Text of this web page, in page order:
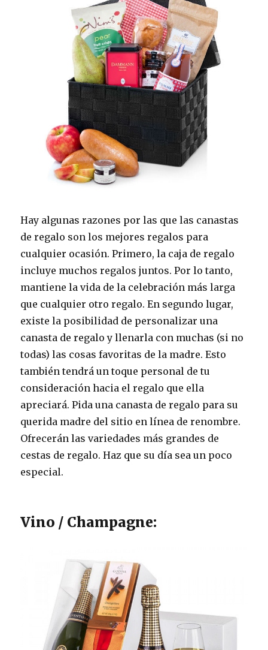
Hay algunas razones por las que las canastas
de regalo son los mejores regalos para
cualquier ocasión. Primero, la caja de regalo
incluye muchos regalos juntos. Por lo tanto,
mantiene la vida de la celebración más larga
que cualquier otro regalo. En segundo lugar,
existe la posibilidad de personalizar una
canasta de regalo y llenarla con muchas (si no
todas) las cosas favoritas de la madre. Esto
también tendrá un toque personal de tu
consideración hacia el regalo que ella
apreciará. Pida una canasta de regalo para su
querida madre del sitio en línea de renombre.
Ofrecerán las variedades más grandes de
cestas de regalo. Haz que su día sea un poco
especial.
Vino / Champagne: